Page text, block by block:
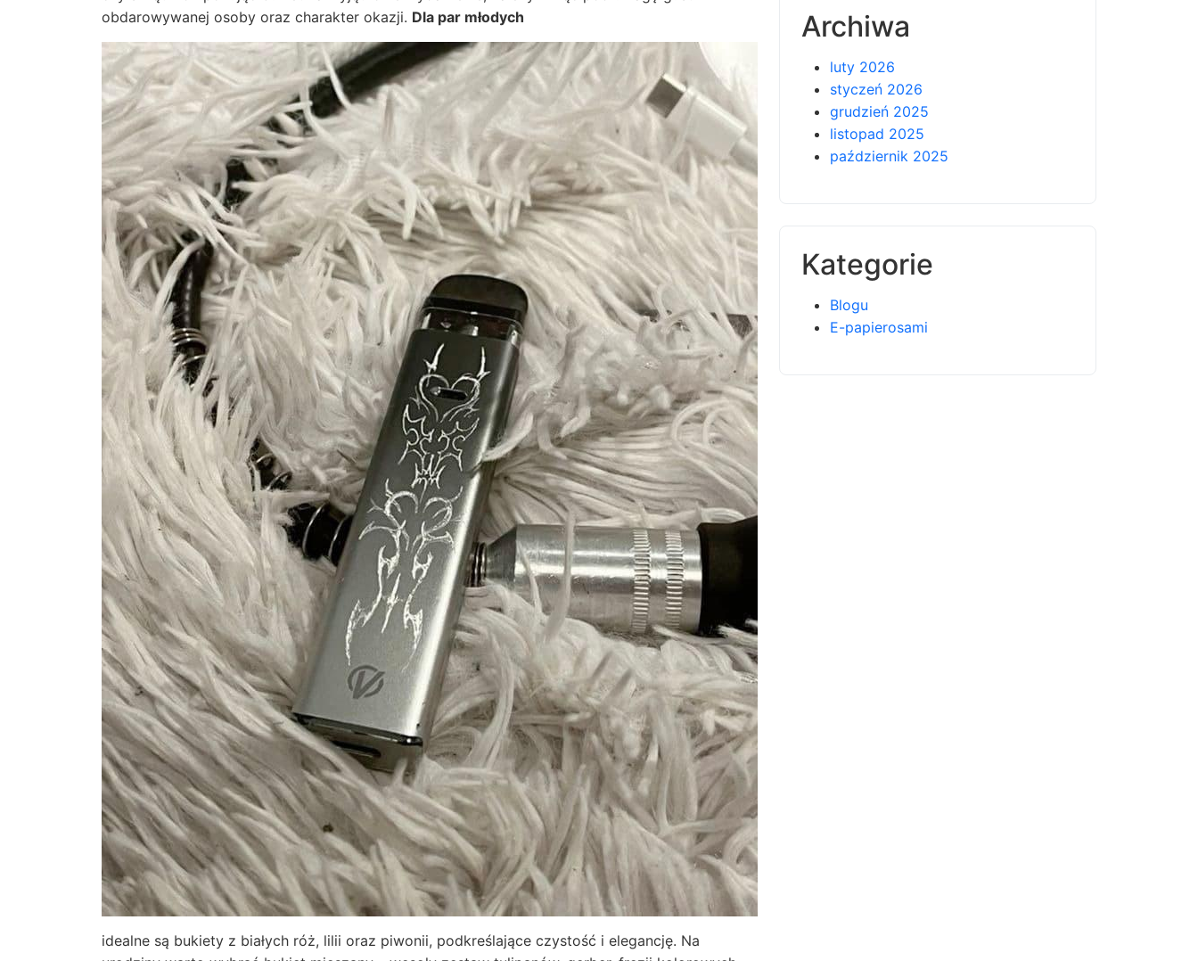
obdarowywanej osoby oraz charakter okazji. Dla par młodych
idealne są bukiety z białych róż, lilii oraz piwonii, podkreślające czystość i elegancję. Na
Archiwa
luty 2026
styczeń 2026
grudzień 2025
listopad 2025
październik 2025
Kategorie
Blogu
E-papierosami